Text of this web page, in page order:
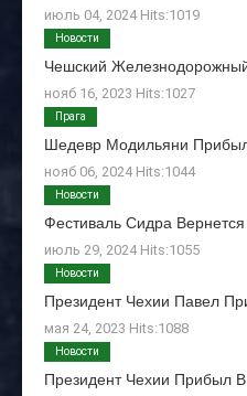
июль 04, 2024 Hits:1019
Чешский
нояб 16, 2023 Hits:1027
Новости
Шедевр Модильяни
нояб 06, 2024 Hits:1044
Прага
Фестиваль Сидра
июль 29, 2024 Hits:1055
Новости
Президент Чехии Павел
мая 24, 2023 Hits:1088
Новости
Президент Чехии Прибыл
Новости